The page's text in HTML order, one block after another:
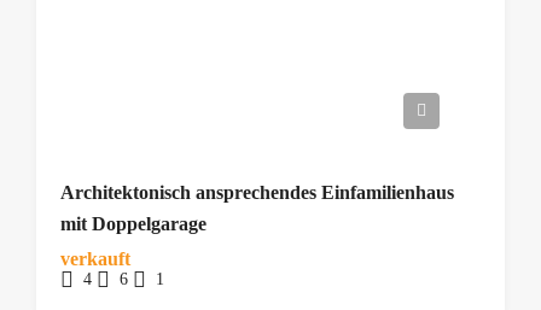
Architektonisch ansprechendes Einfamilienhaus
mit Doppelgarage
verkauft
4 6 1